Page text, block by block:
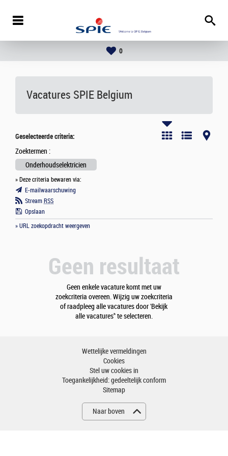
0
Vacatures SPIE Belgium
Geselecteerde criteria:
Zoektermen :
Onderhoudselektricien
» Deze criteria bewaren via:
E-mailwaarschuwing
Stream RSS
Opslaan
» URL zoekopdracht weergeven
Geen resultaat
Geen enkele vacature komt met uw
zoekcriteria overeen. Wijzig uw zoekcriteria
of raadpleeg alle vacatures door 'Bekijk
alle vacatures’' te selecteren.
Wettelijke vermeldingen
Cookies
Stel uw cookies in
Toegankelijkheid: gedeeltelijk conform
Sitemap
Naar boven